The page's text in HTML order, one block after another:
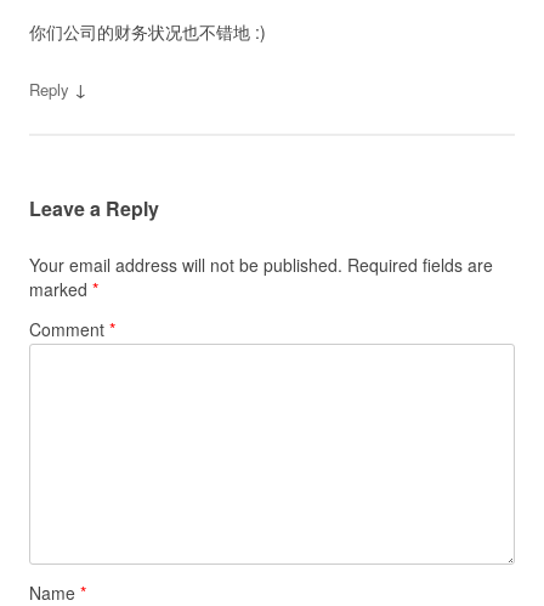
你们公司的财务状况也不错地 :)
Reply ↓
Leave a Reply
Your email address will not be published. Required fields are
marked *
Comment *
Name *